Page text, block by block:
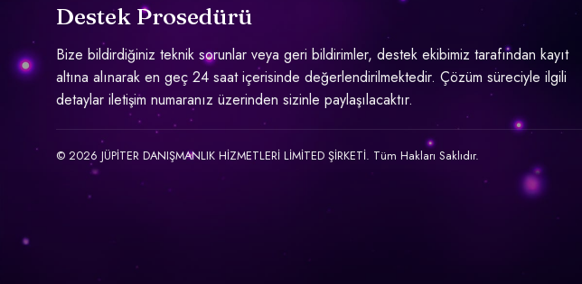
Destek Prosedürü
Bize bildirdiğiniz teknik sorunlar veya geri bildirimler, destek ekibimiz tarafından kayıt
altına alınarak en geç 24 saat içerisinde değerlendirilmektedir. Çözüm süreciyle ilgili
detaylar iletişim numaranız üzerinden sizinle paylaşılacaktır.
© 2026 JÜPİTER DANIŞMANLIK HİZMETLERİ LİMİTED ŞİRKETİ. Tüm Hakları Saklıdır.